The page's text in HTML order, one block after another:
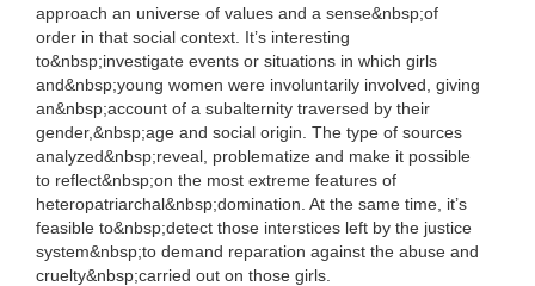
approach an universe of values and a sense&nbsp;of
order in that social context. It’s interesting
to&nbsp;investigate events or situations in which girls
and&nbsp;young women were involuntarily involved, giving
an&nbsp;account of a subalternity traversed by their
gender,&nbsp;age and social origin. The type of sources
analyzed&nbsp;reveal, problematize and make it possible
to reflect&nbsp;on the most extreme features of
heteropatriarchal&nbsp;domination. At the same time, it’s
feasible to&nbsp;detect those interstices left by the justice
system&nbsp;to demand reparation against the abuse and
cruelty&nbsp;carried out on those girls.